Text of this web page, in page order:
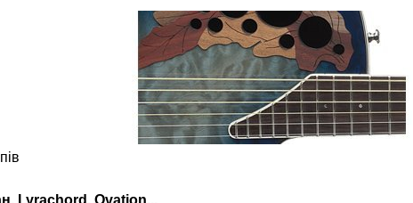
Lyrachord, Ovation...